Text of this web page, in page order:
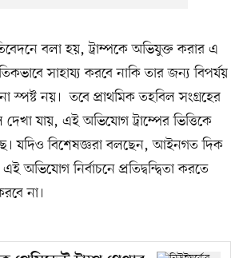
বলা হয়, ট্রাম্পকে অভিযুক্ত করার এ
সাহায্য করবে নাকি তার জন্য বিপর্যয়
স্পষ্ট নয়। তবে প্রাথমিক তহবিল সংগ্রহের
যায়, এই অভিযোগ ট্রাম্পের ভিত্তিকে
যদিও বিশেষজ্ঞরা বলছেন, আইনগত দিক
অভিযোগ নির্বাচনে প্রতিদ্বন্দ্বিতা করতে
না।